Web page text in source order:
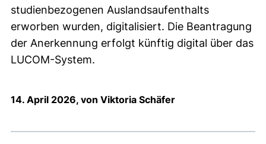
studienbezogenen Auslandsaufenthalts
erworben wurden, digitalisiert. Die Beantragung
der Anerkennung erfolgt künftig digital über das
LUCOM-System.
14. April 2026, von Viktoria Schäfer